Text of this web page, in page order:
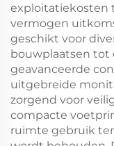
exploitatiekosten
vermogen
geschikt voor
bouwplaatsen tot
geavanceerde
uitgebreide
zorgend voor
compacte
ruimte gebruik